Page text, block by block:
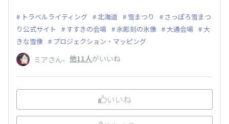
トラベルライティング 北海道 雪まつり
さっぽろ雪まつ
り公式サイト
すすきの会場 氷彫刻の氷像 大通会場
大
きな雪像
プロジェクション・マッピング
ミアさん、 他11人がいいね
いいね